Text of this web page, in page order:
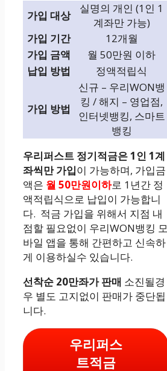
가입 대상
실명의 개인 (1인 1
계좌만 가능)
가입 기간
12개월
가입 금액
월 50만원 이하
납입 방법
정액적립식
가입 방법
신규 – 우리WON뱅
킹 / 해지 – 영업점,
인터넷뱅킹, 스마트
뱅킹
우리퍼스트 정기적금은 1인 1계
좌씩만 가입이 가능하며, 가입금
액은 월 50만원이하로 1년간 정
액적립식으로 납입이 가능합니
다. 적금 가입을 위해서 지점 내
점할 필요없이 우리WON뱅킹 모
바일 앱을 통해 간편하고 신속하
게 이용하실수 있습니다.
선착순 20만좌가 판매 소진될경
우 별도 고지없이 판매가 중단됩
니다.
우리퍼스
트적금